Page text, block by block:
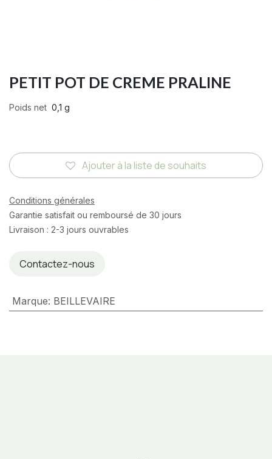
PETIT POT DE CREME PRALINE
Poids net 0,1 g
Ajouter à la liste de souhaits
Conditions générales
Garantie satisfait ou remboursé de 30 jours
Livraison : 2-3 jours ouvrables
Contactez-nous
Marque: BEILLEVAIRE